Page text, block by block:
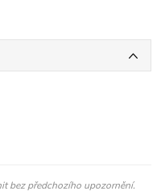
bez předchozího upozornění.